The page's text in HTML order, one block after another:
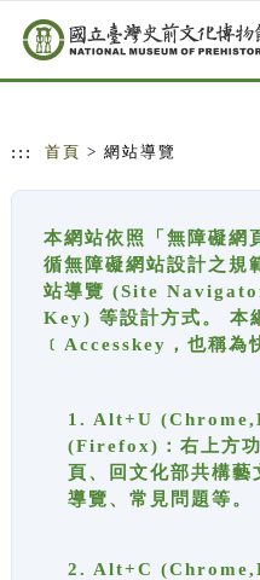
跳到主要內容
網站導覽
::: 首頁 > 網站導覽
本網站依照「無障礙網
循無障礙網站設計之
站導覽 (Site
Key) 等設計方式。 本
﹝Accesskey，也稱為
1. Alt+U
(Firefox)：右上方
頁、回文化部共構
導覽、常見問題等。
2. Alt+C